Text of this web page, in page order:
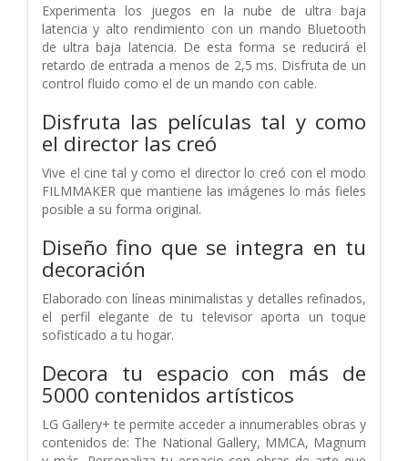
Experimenta los juegos en la nube de ultra baja
latencia y alto rendimiento con un mando Bluetooth
de ultra baja latencia. De esta forma se reducirá el
retardo de entrada a menos de 2,5 ms. Disfruta de un
control fluido como el de un mando con cable.
Disfruta las películas tal y como
el director las creó
Vive el cine tal y como el director lo creó con el modo
FILMMAKER que mantiene las imágenes lo más fieles
posible a su forma original.
Diseño fino que se integra en tu
decoración
Elaborado con líneas minimalistas y detalles refinados,
el perfil elegante de tu televisor aporta un toque
sofisticado a tu hogar.
Decora tu espacio con más de
5000 contenidos artísticos
LG Gallery+ te permite acceder a innumerables obras y
contenidos de: The National Gallery, MMCA, Magnum